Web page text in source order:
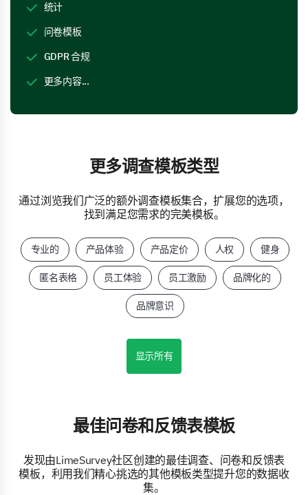
统计
问卷模板
GDPR 合规
更多内容...
更多调查模板类型
通过浏览我们广泛的额外调查模板集合，扩展您的选项，
找到满足您需求的完美模板。
专业的 产品体验 产品定价 人权 健身
匿名表格 员工体验 员工激励 品牌化的
品牌意识
显示所有
最佳问卷和反馈表模板
发现由LimeSurvey社区创建的最佳调查、问卷和反馈表
模板，利用我们精心挑选的其他模板类型提升您的数据收
集。